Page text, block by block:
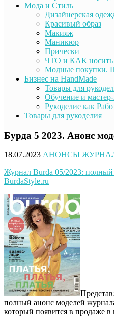
Мода и Стиль
Дизайнерская
Красивый образ
Макияж
Маникюр
Прически
ЧТО и КАК носить
Модные покупки.
Бизнес на HandMade
Товары для
Обучение и
Рукоделие как
Товары для рукоделия
Бурда 5 2023. Анонс
18.07.2023 АНОНСЫ
Журнал Burda 05/2023: полный
BurdaStyle.ru
полный анонс моделей
который появится в продаже в